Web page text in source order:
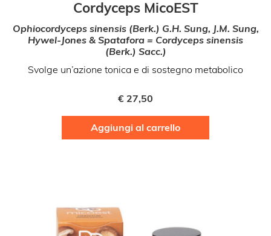
Cordyceps MicoEST
Ophiocordyceps sinensis (Berk.) G.H. Sung, J.M. Sung,
Hywel-Jones & Spatafora = Cordyceps sinensis
(Berk.) Sacc.)
Svolge un’azione tonica e di sostegno metabolico
€ 27,50
Aggiungi al carrello